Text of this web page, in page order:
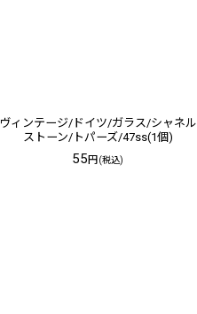
ヴィンテージ/ドイツ/ガラス/シャネル
ストーン/トパーズ/47ss(1個)
55円(税込)